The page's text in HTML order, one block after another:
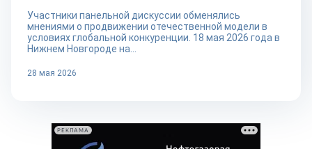
Участники панельной дискуссии обменялись
мнениями о продвижении отечественной модели в
условиях глобальной конкуренции. 18 мая 2026 года в
Нижнем Новгороде на...
28 мая 2026
РЕКЛАМА